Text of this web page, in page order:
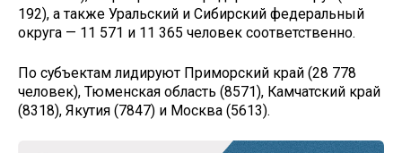
192), а также Уральский и Сибирский федеральный
округа — 11 571 и 11 365 человек соответственно.
По субъектам лидируют Приморский край (28 778
человек), Тюменская область (8571), Камчатский край
(8318), Якутия (7847) и Москва (5613).